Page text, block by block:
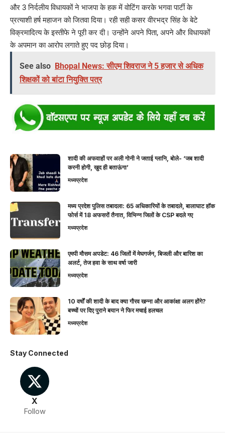
और 3 निर्दलीय विधायकों ने भाजपा के हक में वोटिंग करके भगवा पार्टी के
प्रत्याशी हर्ष महाजन को जितवा दिया। रही सही कसर वीरभद्र सिंह के बेटे
विक्रमादित्य के इस्तीफे ने पूरी कर दी। उन्होंने अपने पिता, अपने और विधायकों
के अपमान का आरोप लगाते हुए पद छोड़ दिया।
See also Bhopal News: सीएम शिवराज ने 5 हजार से अधिक
शिक्षकों को बांटा नियुक्ति पत्र
शादी की अफवाहों पर अली गोनी ने जताई ग्लानि, बोले- ‘जब शादी
करनी होगी, खुद ही बताऊंगा’
मध्यप्रदेश
मध्य प्रदेश पुलिस तबादला: 65 अधिकारियों के तबादले, बालाघाट हॉक
फोर्स में 18 अफसरों तैनात, विभिन्न जिलों के CSP बदले गए
मध्यप्रदेश
एमपी मौसम अपडेट: 46 जिलों में मेघगर्जन, बिजली और बारिश का
अलर्ट, तेज हवा के साथ वर्षा जारी
मध्यप्रदेश
10 वर्षों की शादी के बाद क्या गौरव खन्ना और आकांक्षा अलग होंगे?
बच्चों पर दिए पुराने बयान ने फिर मचाई हलचल
मध्यप्रदेश
Stay Connected
X
Follow